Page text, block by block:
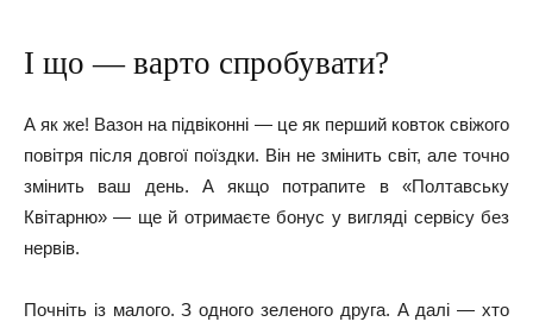
І що — варто спробувати?
А як же! Вазон на підвіконні — це як перший ковток свіжого
повітря після довгої поїздки. Він не змінить світ, але точно
змінить ваш день. А якщо потрапите в «Полтавську
Квiтарню» — ще й отримаєте бонус у вигляді сервісу без
нервів.
Почніть із малого. З одного зеленого друга. А далі — хто